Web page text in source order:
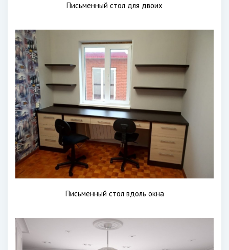
Письменный стол для двоих
Письменный стол вдоль окна